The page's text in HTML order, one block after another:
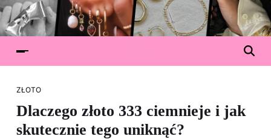
ZŁOTO
Dlaczego złoto 333 ciemnieje i jak
skutecznie tego uniknąć?